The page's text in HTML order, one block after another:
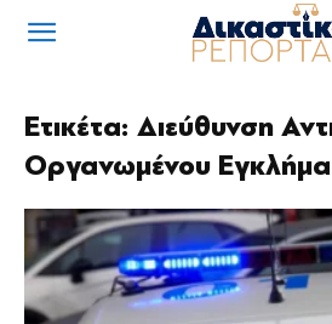
Ετικέτα: Διεύθυνση
Οργανωμένου